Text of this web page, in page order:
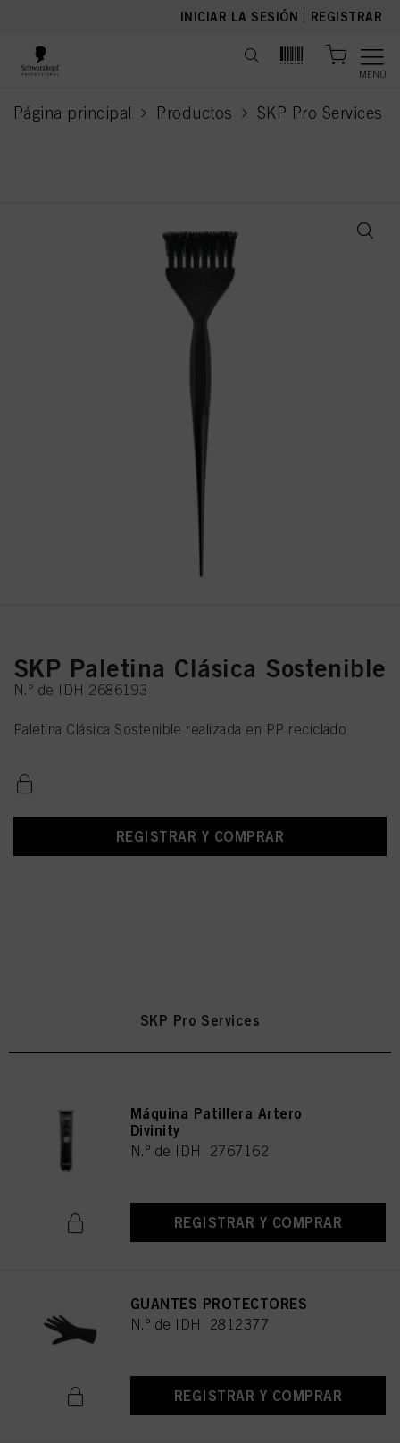
INICIAR LA SESIÓN | REGISTRAR
MENÚ
Página principal Productos SKP Pro Services
current page
SKP Paletina Clásica Sostenible
N.º de IDH 2686193
Paletina Clásica Sostenible realizada en PP reciclado
REGISTRAR Y COMPRAR
SKP Pro Services
Máquina Patillera Artero
Divinity
N.º de IDH 2767162
REGISTRAR Y COMPRAR
GUANTES PROTECTORES
N.º de IDH 2812377
REGISTRAR Y COMPRAR